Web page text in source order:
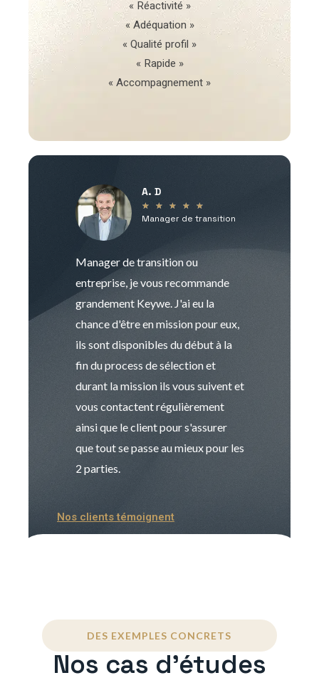
« Réactivité »
« Adéquation »
« Qualité profil »
« Rapide »
« Accompagnement »
A. D
★ ★ ★ ★ ★
Manager de transition
Manager de transition ou
entreprise, je vous recommande
grandement Keywe. J'ai eu la
chance d'être en mission pour eux,
ils sont disponibles du début à la
fin du process de sélection et
durant la mission ils vous suivent et
vous contactent régulièrement
ainsi que le client pour s'assurer
que tout se passe au mieux pour les
2 parties.
Nos clients témoignent
DES EXEMPLES CONCRETS
Nos cas d'études